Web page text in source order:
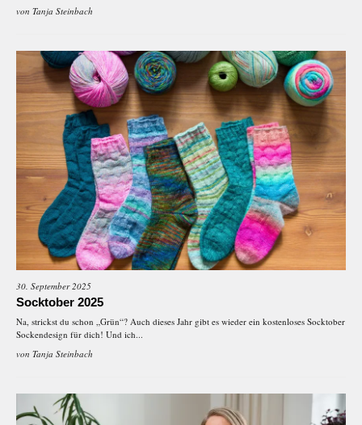
von Tanja Steinbach
30. September 2025
Socktober 2025
Na, strickst du schon „Grün“? Auch dieses Jahr gibt es wieder ein kostenloses Socktober
Sockendesign für dich! Und ich...
von Tanja Steinbach